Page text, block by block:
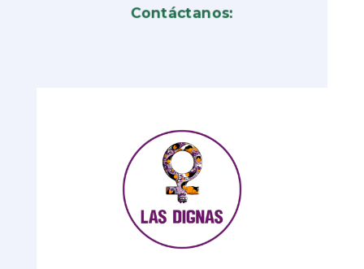
Contáctanos: